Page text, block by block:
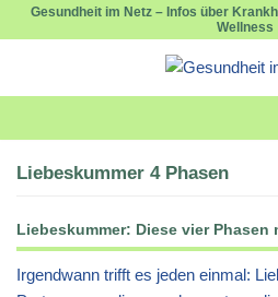
Gesundheit im Netz – Infos über
Wellness
Liebeskummer 4 Phasen
Liebeskummer: Diese vier Phasen
Irgendwann trifft es jeden einmal: